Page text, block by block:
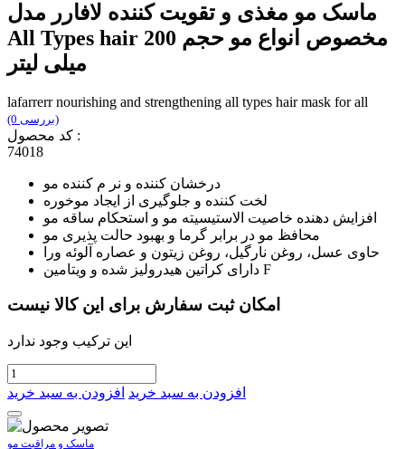
ماسک مو مغذی و تقویت کننده لافارر مدل
All Types hair مخصوص انواع مو حجم 200
میلی لیتر
lafarrerr nourishing and strengthening all types hair mask for all
(0 بررسی)
کد محصول :
74018
درخشان کننده و نر م کننده مو
لخت کننده و جلوگیری از ایجاد موخوره
افزایش دهنده خاصیت الاستیسیته مو و استحکام ساقه مو
محافظ مو در برابر گرما و بهبود حالت پذیری مو
حاوی عسل، روغن نارگیل، روغن زیتون و عصاره آلوئه ورا
دارای کراتین هیدرولیز شده و ویتامین F
امکان ثبت سفارش برای این کالا نیست
این ترکیب وجود ندارد
افزودن به سبد خرید افزودن به سبد خرید
ماسک و مراقبت مو